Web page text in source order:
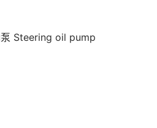
Steering oil pump